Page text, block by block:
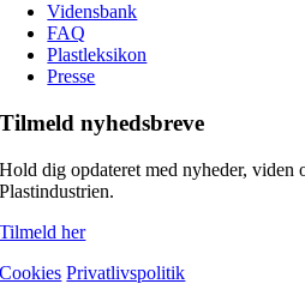
Vidensbank
FAQ
Plastleksikon
Presse
Tilmeld nyhedsbreve
Hold dig opdateret med nyheder, viden
Plastindustrien.
Tilmeld her
Cookies Privatlivspolitik